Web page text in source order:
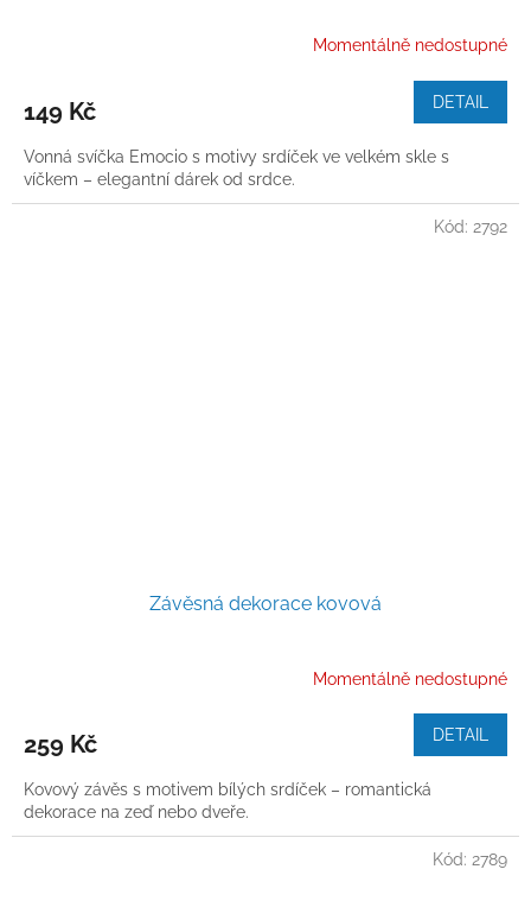
Momentálně nedostupné
149 Kč DETAIL
Vonná svíčka Emocio s motivy srdíček ve velkém skle s
víčkem – elegantní dárek od srdce.
Závěsná dekorace kovová
Momentálně nedostupné
259 Kč DETAIL
Kovový závěs s motivem bílých srdíček – romantická
dekorace na zeď nebo dveře.
Kód: 2792
Kód: 2789